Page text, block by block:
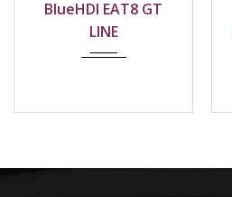
BlueHDi 130 EAT8
Active Pack ALLURE